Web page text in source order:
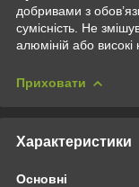
добривами з
сумісність. Не
алюміній або високі
Приховати
Характеристики
Основні